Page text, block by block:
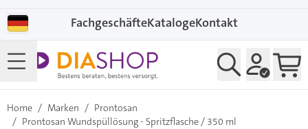
FachgeschäfteKatalogeKontakt
Home / Marken / Prontosan
/ Prontosan Wundspüllösung - Spritzflasche / 350 ml